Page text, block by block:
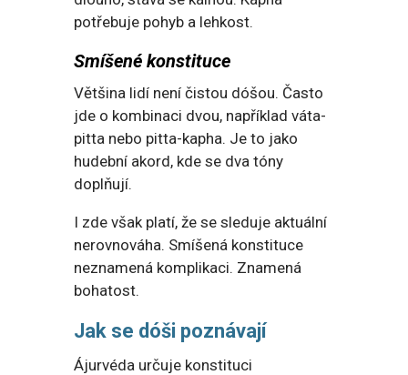
potřebuje pohyb a lehkost.
Smíšené konstituce
Většina lidí není čistou dóšou. Často
jde o kombinaci dvou, například váta-
pitta nebo pitta-kapha. Je to jako
hudební akord, kde se dva tóny
doplňují.
I zde však platí, že se sleduje aktuální
nerovnováha. Smíšená konstituce
neznamená komplikaci. Znamená
bohatost.
Jak se dóši poznávají
Ájurvéda určuje konstituci